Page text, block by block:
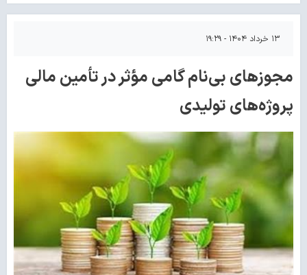
۱۳ خرداد ۱۴۰۴ - ۱۹:۲۹
مجوزهای بی‌نام گامی مؤثر در تأمین مالی
پروژه‌های تولیدی